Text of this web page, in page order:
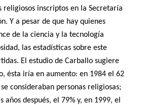
religiosos inscriptos en la Secretaría
Y a pesar de que hay quienes
de la ciencia y la tecnología
las estadísticas sobre este
El estudio de Carballo sugiere
ésta iría en aumento: en 1984 el 62
consideraban personas religiosas;
años después, el 79% y, en 1999, el